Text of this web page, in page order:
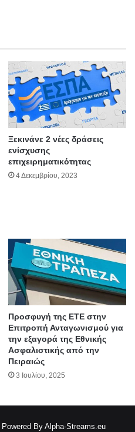
Ξεκινάνε 2 νέες δράσεις
ενίσχυσης
επιχειρηματικότητας
4 Δεκεμβρίου, 2023
Προσφυγή της ΕΤΕ στην
Επιτροπή Ανταγωνισμού για
την εξαγορά της Εθνικής
Ασφαλιστικής από την
Πειραιώς
3 Ιουλίου, 2025
Powered By Alpha-Streams.eu